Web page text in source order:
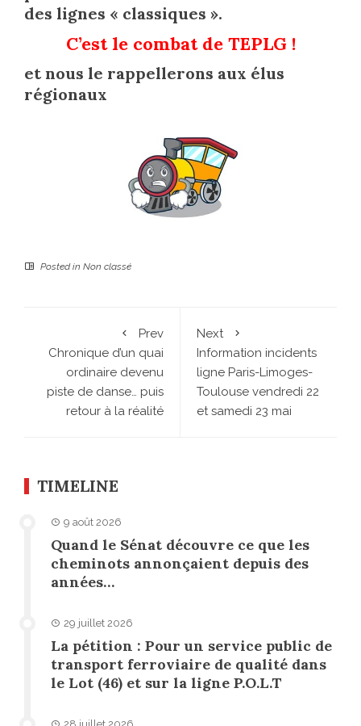
des lignes « classiques ».
C’est le combat de TEPLG !
et nous le rappellerons aux élus
régionaux
Posted in Non classé
Prev
Chronique d’un quai
ordinaire devenu
piste de danse… puis
retour à la réalité
Next
Information incidents
ligne Paris-Limoges-
Toulouse vendredi 22
et samedi 23 mai
TIMELINE
9 août 2026
Quand le Sénat découvre ce que les
cheminots annonçaient depuis des
années…
29 juillet 2026
La pétition : Pour un service public de
transport ferroviaire de qualité dans
le Lot (46) et sur la ligne P.O.L.T